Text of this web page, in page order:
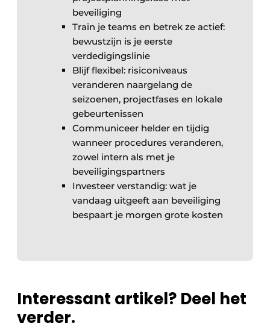
beveiliging
Train je teams en betrek ze actief:
bewustzijn is je eerste
verdedigingslinie
Blijf flexibel: risiconiveaus
veranderen naargelang de
seizoenen, projectfases en lokale
gebeurtenissen
Communiceer helder en tijdig
wanneer procedures veranderen,
zowel intern als met je
beveiligingspartners
Investeer verstandig: wat je
vandaag uitgeeft aan beveiliging
bespaart je morgen grote kosten
Interessant artikel? Deel het
verder.